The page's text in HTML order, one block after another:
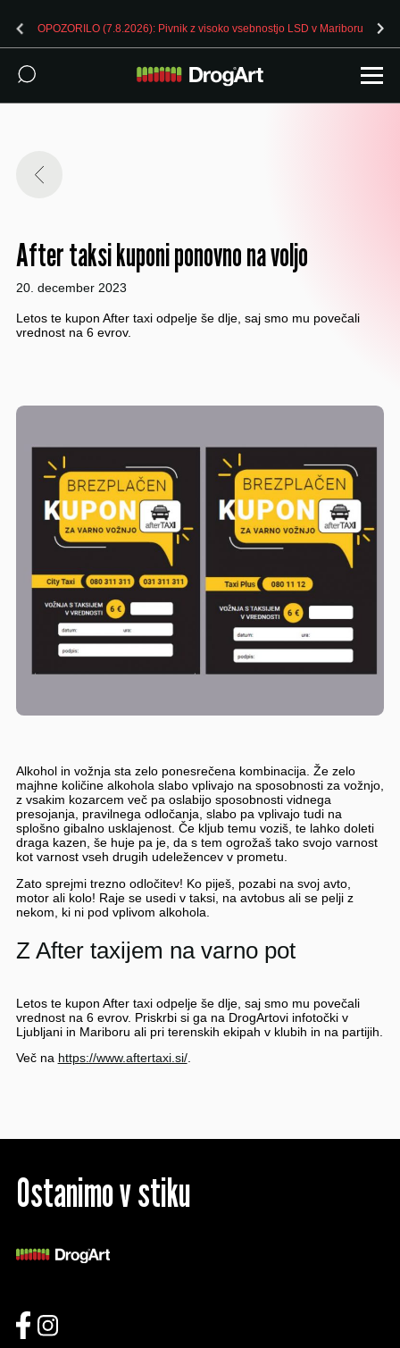
OPOZORILO (7.8.2026): Pivnik z visoko vsebnostjo LSD v Mariboru
After taksi kuponi ponovno na voljo
20. december 2023
Letos te kupon After taxi odpelje še dlje, saj smo mu povečali
vrednost na 6 evrov.
Alkohol in vožnja sta zelo ponesrečena kombinacija. Že zelo
majhne količine alkohola slabo vplivajo na sposobnosti za vožnjo,
z vsakim kozarcem več pa oslabijo sposobnosti vidnega
presojanja, pravilnega odločanja, slabo pa vplivajo tudi na
splošno gibalno usklajenost. Če kljub temu voziš, te lahko doleti
draga kazen, še huje pa je, da s tem ogrožaš tako svojo varnost
kot varnost vseh drugih udeležencev v prometu.
Zato sprejmi trezno odločitev! Ko piješ, pozabi na svoj avto,
motor ali kolo! Raje se usedi v taksi, na avtobus ali se pelji z
nekom, ki ni pod vplivom alkohola.
Z After taxijem na varno pot
Letos te kupon After taxi odpelje še dlje, saj smo mu povečali
vrednost na 6 evrov. Priskrbi si ga na DrogArtovi infotočki v
Ljubljani in Mariboru ali pri terenskih ekipah v klubih in na partijih.
Več na https://www.aftertaxi.si/.
Ostanimo v stiku